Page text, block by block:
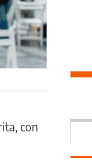
con